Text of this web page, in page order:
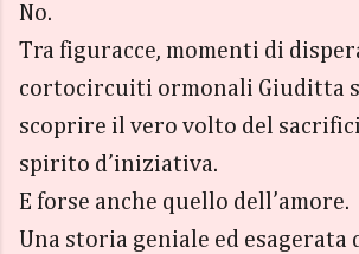
No.
Tra figuracce, momenti di
cortocircuiti ormonali Giuditta
scoprire il vero volto del
spirito d’iniziativa.
E forse anche quello dell’amore.
Una storia geniale ed esagerata